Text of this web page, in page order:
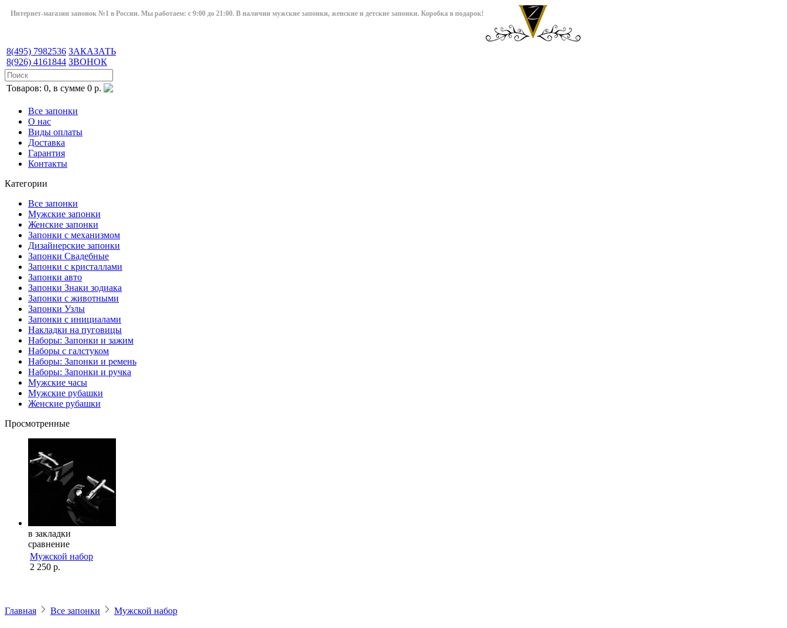
Интернет-магазин запонок №1 в России. Мы работаем: с 9:00 до 21:00. В наличии мужские запонки, женские и детские запонки. Коробка в подарок!
8(495) 7982536
8(926) 4161844
ЗАКАЗАТЬ
ЗВОНОК
Товаров: 0, в сумме 0 р.
Все запонки
О нас
Виды оплаты
Доставка
Гарантия
Контакты
Категории
Все запонки
Мужские запонки
Женские запонки
Запонки с механизмом
Дизайнерские запонки
Запонки Свадебные
Запонки с кристаллами
Запонки авто
Запонки Знаки зодиака
Запонки с животными
Запонки Узлы
Запонки с инициалами
Накладки на пуговицы
Наборы: Запонки и зажим
Наборы с галстуком
Наборы: Запонки и ремень
Наборы: Запонки и ручка
Мужские часы
Мужские рубашки
Женские рубашки
Просмотренные
в закладки
сравнение
Мужской набор
2 250 р.
Главная Все запонки Мужской набор